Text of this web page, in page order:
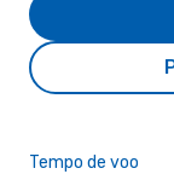
Tempo de voo